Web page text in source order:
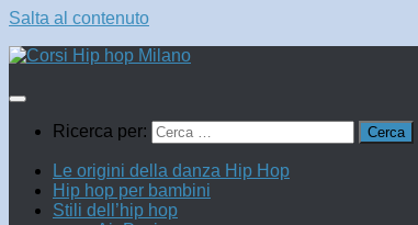
Salta al contenuto
Ricerca per:
Le origini della danza Hip Hop
Hip hop per bambini
Stili dell’hip hop